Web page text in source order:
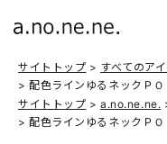
サイトトップ すべてのア
配色ラインゆるネックＰＯ
サイトトップ
a.no.ne.ne.
配色ラインゆるネックＰＯ